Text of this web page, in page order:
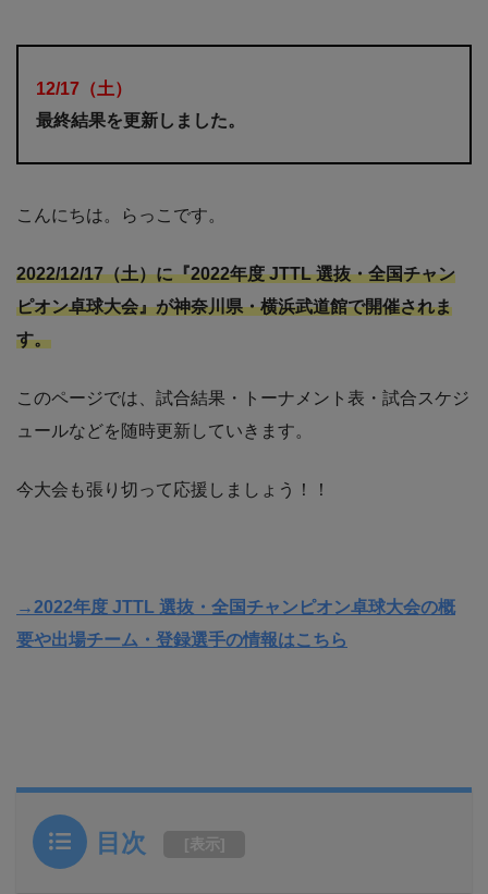
12/17 （土）
最終結果を更新しました。
こんにちは。らっこです。
2022/12/17（土）に『2022年度 JTTL 選抜・全国チャン
ピオン卓球大会』が神奈川県・横浜武道館で開催されま
す。
このページでは、試合結果・トーナメント表・試合スケジ
ュールなどを随時更新していきます。
今大会も張り切って応援しましょう！！
→2022年度 JTTL 選抜・全国チャンピオン卓球大会の概
要や出場チーム・登録選手の情報はこちら
目次 [表示]